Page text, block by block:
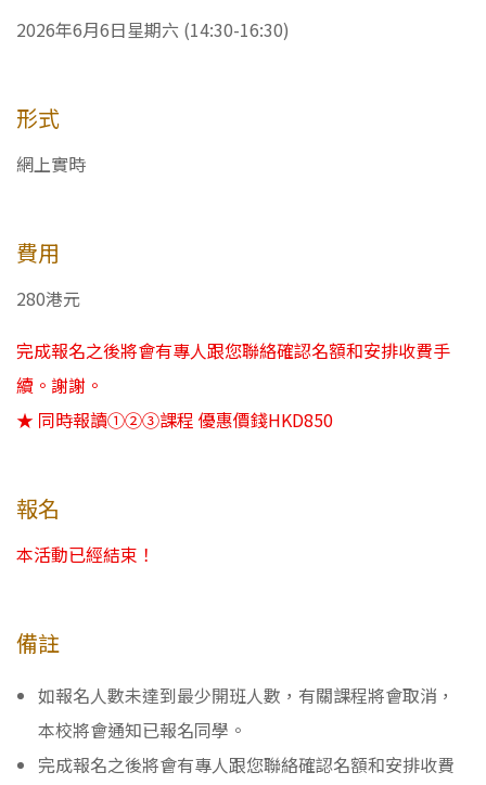
2026年6月6日星期六 (14:30-16:30)
形式
網上實時
費用
280港元
完成報名之後將會有專人跟您聯絡確認名額和安排收費手
續。謝謝。
★ 同時報讀①②③課程 優惠價錢HKD850
報名
本活動已經結束！
備註
如報名人數未達到最少開班人數，有關課程將會取消，
本校將會通知已報名同學。
完成報名之後將會有專人跟您聯絡確認名額和安排收費